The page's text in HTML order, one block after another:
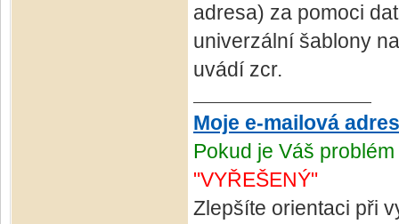
adresa) za pomoci
univerzální šablony
uvádí zcr.
Moje e-mailová
Pokud je Váš
"VYŘEŠENÝ"
Zlepšíte orientaci při